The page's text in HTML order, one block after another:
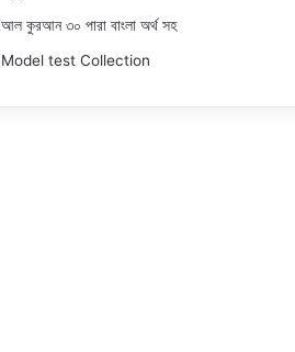
আল কুরআন ৩০ পারা বাংলা অর্থ সহ
Model test Collection